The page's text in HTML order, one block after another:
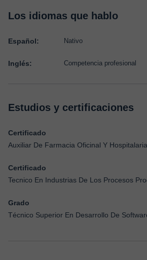
Los idiomas que hablo
Español: Nativo
Inglés: Competencia profesional
Estudios y certificaciones
Certificado
Auxiliar De Farmacia Oficinal Y Hospitalaria
Certificado
Tecnico En Industrias De Los Procesos
Grado
Técnico Superior En Desarrollo De